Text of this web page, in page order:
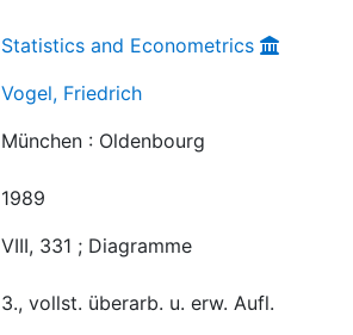
Statistics and Econometrics
Vogel, Friedrich
München : Oldenbourg
1989
VIII, 331 ; Diagramme
3., vollst. überarb. u. erw. Aufl.